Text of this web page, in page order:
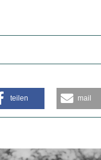
teilen mail